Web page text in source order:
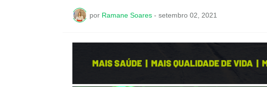
por Ramane Soares - setembro 02, 2021